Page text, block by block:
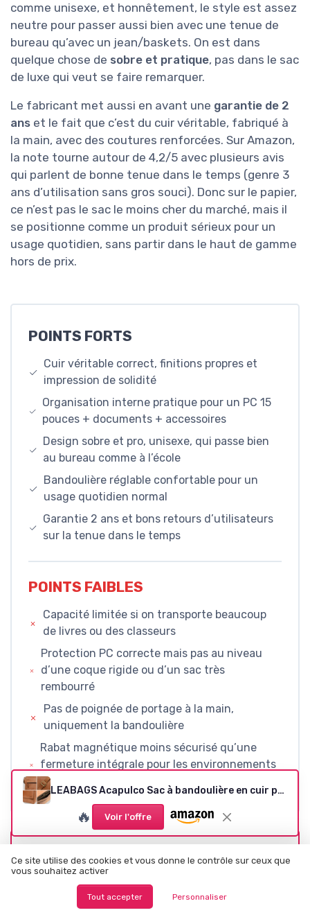
comme unisexe, et honnêtement, le style est assez
neutre pour passer aussi bien avec une tenue de
bureau qu’avec un jean/baskets. On est dans
quelque chose de sobre et pratique, pas dans le sac
de luxe qui veut se faire remarquer.
Le fabricant met aussi en avant une garantie de 2
ans et le fait que c’est du cuir véritable, fabriqué à
la main, avec des coutures renforcées. Sur Amazon,
la note tourne autour de 4,2/5 avec plusieurs avis
qui parlent de bonne tenue dans le temps (genre 3
ans d’utilisation sans gros souci). Donc sur le papier,
ce n’est pas le sac le moins cher du marché, mais il
se positionne comme un produit sérieux pour un
usage quotidien, sans partir dans le haut de gamme
hors de prix.
POINTS FORTS
Cuir véritable correct, finitions propres et
impression de solidité
Organisation interne pratique pour un PC 15
pouces + documents + accessoires
Design sobre et pro, unisexe, qui passe bien
au bureau comme à l’école
Bandoulière réglable confortable pour un
usage quotidien normal
Garantie 2 ans et bons retours d’utilisateurs
sur la tenue dans le temps
POINTS FAIBLES
Capacité limitée si on transporte beaucoup
de livres ou des classeurs
Protection PC correcte mais pas au niveau
d’une coque rigide ou d’un sac très
rembourré
Pas de poignée de portage à la main,
uniquement la bandoulière
Rabat magnétique moins sécurisé qu’une
fermeture intégrale pour les environnements
très fréquentés
CONCLUSION
★★★★★
★★★★★
LEABAGS Acapulco Sac à bandoulière en cuir pour hommes et femmes - Sac pour ordinateur portable jusqu'à 15 pouces - Sangle d'épaule - Sac messager - Sac de travail - Sac d'enseignant Taille unique Nature Light Brown
🔥 Voir l'offre
Ce site utilise des cookies et vous donne le contrôle sur ceux que
vous souhaitez activer
Tout accepter Personnaliser